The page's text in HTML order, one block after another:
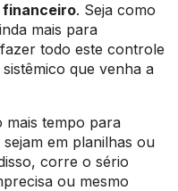
. Seja como
mais para
todo este controle
que venha a
mais tempo para
em planilhas ou
corre o sério
ou mesmo